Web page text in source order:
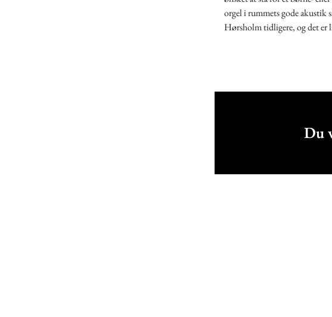
orgel i rummets gode akustik
Hørsholm tidligere, og det er
Du